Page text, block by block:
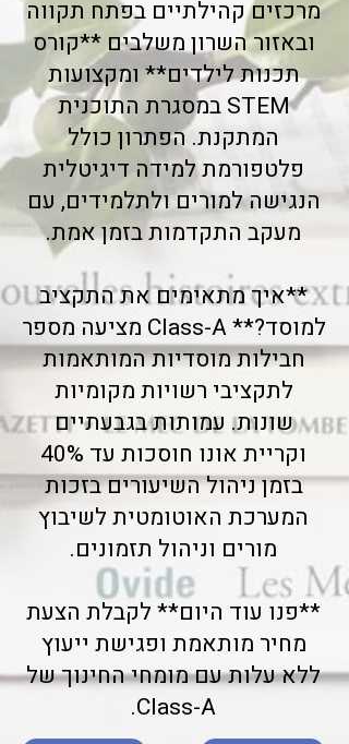
מרכזים קהילתיים בפתח תקווה
ובאזור השרון משלבים **קורס
תכנות לילדים** ומקצועות
STEM במסגרת התוכנית
המתקנת. הפתרון כולל
פלטפורמת למידה דיגיטלית
הנגישה למורים ולתלמידים, עם
מעקב התקדמות בזמן אמת.
**איך מתאימים את התקציב
למוסד?** Class-A מציעה מספר
חבילות מוסדיות המותאמות
לתקציבי רשויות מקומיות
שונות. עמותות בגבעתיים
וקריית אונו חוסכות עד 40%
בזמן ניהול השיעורים בזכות
המערכת האוטומטית לשיבוץ
מורים וניהול תזמונים.
**פנו עוד היום** לקבלת הצעת
מחיר מותאמת ופגישת ייעוץ
ללא עלות עם מומחי החינוך של
Class-A.